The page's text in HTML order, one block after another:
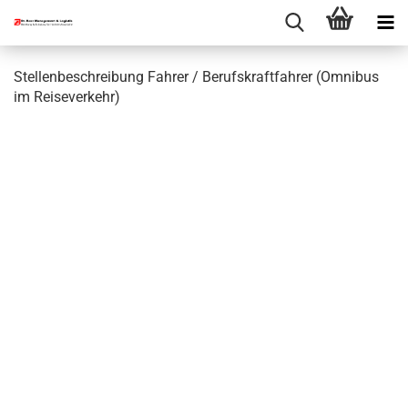
Stellenbeschreibung Fahrer / Berufskraftfahrer (Omnibus
im Reiseverkehr)